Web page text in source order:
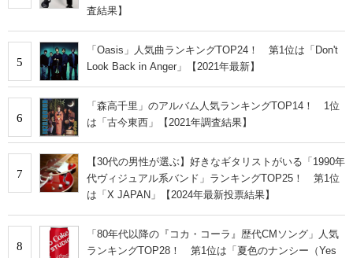
査結果】
5
「Oasis」人気曲ランキングTOP24！ 第1位は「Don't
Look Back in Anger」【2021年最新】
6
「森高千里」のアルバム人気ランキングTOP14！ 1位
は「古今東西」【2021年調査結果】
7
【30代の男性が選ぶ】好きなギタリストがいる「1990年
代ヴィジュアル系バンド」ランキングTOP25！ 第1位
は「X JAPAN」【2024年最新投票結果】
8
「80年代以降の『コカ・コーラ』歴代CMソング」人気
ランキングTOP28！ 第1位は「夏色のナンシー（Yes